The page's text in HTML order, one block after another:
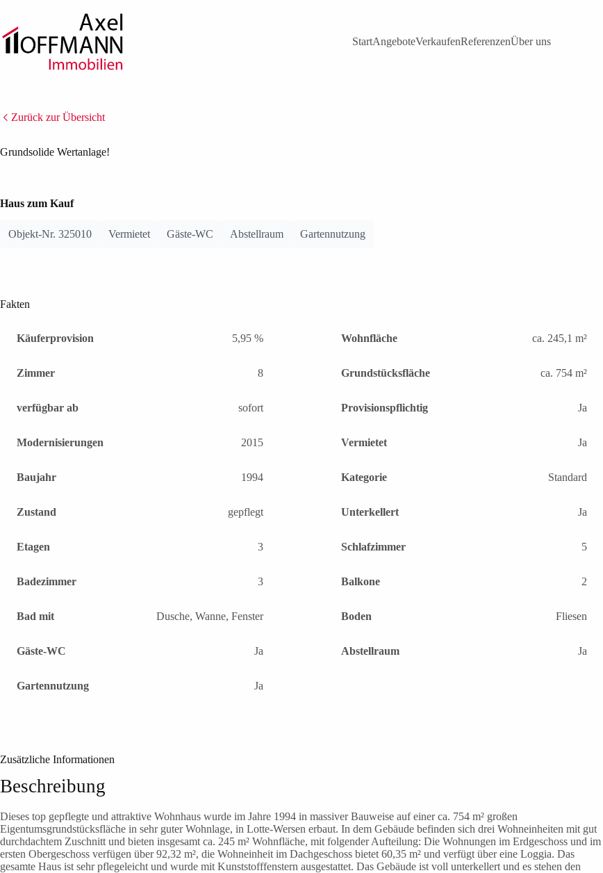
springen
StartAngeboteVerkaufenReferenzenÜber uns
Zurück zur Übersicht
Grundsolide Wertanlage!
Haus zum Kauf
Objekt-Nr. 325010 Vermietet Gäste-WC Abstellraum Gartennutzung
Fakten
Käuferprovision 5,95 % Wohnfläche ca. 245,1 m²
Zimmer 8 Grundstücksfläche ca. 754 m²
verfügbar ab sofort Provisionspflichtig Ja
Modernisierungen 2015 Vermietet Ja
Baujahr 1994 Kategorie Standard
Zustand gepflegt Unterkellert Ja
Etagen 3 Schlafzimmer 5
Badezimmer 3 Balkone 2
Bad mit Dusche, Wanne, Fenster Boden Fliesen
Gäste-WC Ja Abstellraum Ja
Gartennutzung Ja
Zusätzliche Informationen
Beschreibung
Dieses top gepflegte und attraktive Wohnhaus wurde im Jahre 1994 in massiver Bauweise auf einer ca. 754 m² großen
Eigentumsgrundstücksfläche in sehr guter Wohnlage, in Lotte-Wersen erbaut. In dem Gebäude befinden sich drei Wohneinheiten mit gut
durchdachtem Zuschnitt und bieten insgesamt ca. 245 m² Wohnfläche, mit folgender Aufteilung: Die Wohnungen im Erdgeschoss und im
ersten Obergeschoss verfügen über 92,32 m², die Wohneinheit im Dachgeschoss bietet 60,35 m² und verfügt über eine Loggia. Das
gesamte Haus ist sehr pflegeleicht und wurde mit Kunststofffenstern ausgestattet. Das Gebäude ist voll unterkellert und es stehen den